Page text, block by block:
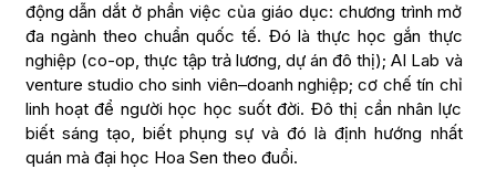
động dẫn dắt ở phần việc của giáo dục: chương trình mở
đa ngành theo chuẩn quốc tế. Đó là thực học gắn thực
nghiệp (co-op, thực tập trả lương, dự án đô thị); AI Lab và
venture studio cho sinh viên–doanh nghiệp; cơ chế tín chỉ
linh hoạt để người học học suốt đời. Đô thị cần nhân lực
biết sáng tạo, biết phụng sự và đó là định hướng nhất
quán mà đại học Hoa Sen theo đuổi.